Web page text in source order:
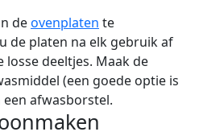
deovenplaten te
de platen na elk gebruik af
losse deeltjes. Maak de
(een goede optie is
een afwasborstel.